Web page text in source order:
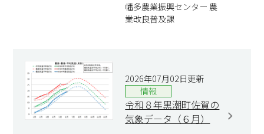
幡多農業振興センター 農
業改良普及課
2026年07月02日更新
情報
令和８年黒潮町佐賀の
気象データ（６月）